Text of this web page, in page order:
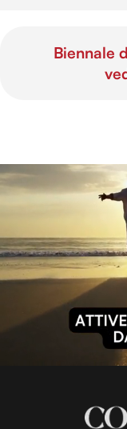
Biennale